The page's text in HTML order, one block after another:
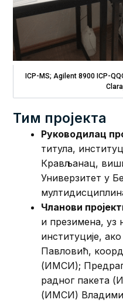
ICP-MS; Agilent 8900 ICP-
Тим пројекта
Руководилац
титула,
Крављанац,
Универзитет у
Чланови
и презимена, уз
институције,
Павловић,
(ИМСИ);
радног пакета
(ИМСИ)